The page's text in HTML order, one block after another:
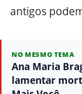
antigos
NO MESMO TEMA
Ana Maria
lamentar